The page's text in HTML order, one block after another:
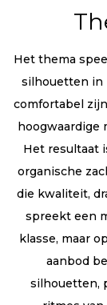
Het thema
silhouetten in
comfortabel
hoogwaardige
Het resultaat
organische
die kwaliteit,
spreekt een
klasse, maar
aanbod
silhouetten,